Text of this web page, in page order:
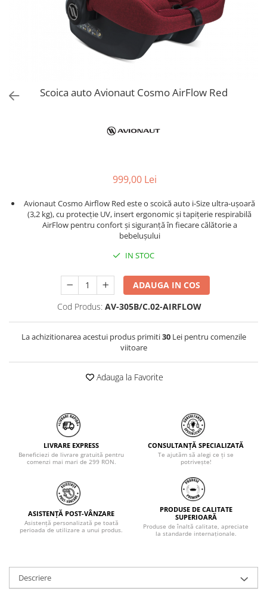
Consultanta Instalare
Jucarii de Sortare
PAPUSI
Scoica auto Avionaut Cosmo AirFlow Red
999,00 Lei
Avionaut Cosmo Airflow Red este o scoică auto i-Size ultra-ușoară
(3,2 kg), cu protecție UV, insert ergonomic și tapițerie respirabilă
AirFlow pentru confort și siguranță în fiecare călătorie a
bebelușului
IN STOC
ADAUGA IN COS
Cod Produs: AV-305B/C.02-AIRFLOW
La achizitionarea acestui produs primiti30Lei pentru comenzile
viitoare
Adauga la Favorite
LIVRARE EXPRESS
Beneficiezi de livrare gratuită pentru
comenzi mai mari de 299 RON.
CONSULTANȚĂ SPECIALIZATĂ
Te ajutăm să alegi ce ți se
potrivește!
ASISTENȚĂ POST-VÂNZARE
Asistență personalizată pe toată
perioada de utilizare a unui produs.
PRODUSE DE CALITATE
SUPERIOARĂ
Produse de înaltă calitate, apreciate
la standarde internaționale.
Descriere